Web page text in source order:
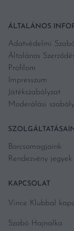
ÁLTALÁNOS
Adatvédelmi
Általános
Profilom
Impresszum
Játékszabályzat
Moderálási
Borcsomagjaink
Rendezvény jegyek
KAPCSOLAT
Vince Klubbal
Szabó Hajnalka